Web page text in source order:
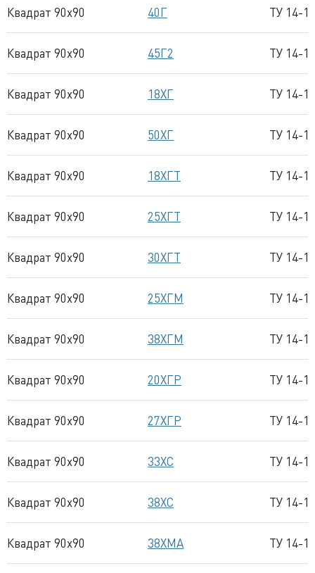
Квадрат 90x90 40Г ТУ 14-
Квадрат 90x90 45Г2 ТУ 14-
Квадрат 90x90 18ХГ ТУ 14-
Квадрат 90x90 50ХГ ТУ 14-
Квадрат 90x90 18ХГТ ТУ 14-
Квадрат 90x90 25ХГТ ТУ 14-
Квадрат 90x90 30ХГТ ТУ 14-
Квадрат 90x90 25ХГМ ТУ 14-
Квадрат 90x90 38ХГМ ТУ 14-
Квадрат 90x90 20ХГР ТУ 14-
Квадрат 90x90 27ХГР ТУ 14-
Квадрат 90x90 33ХС ТУ 14-
Квадрат 90x90 38ХС ТУ 14-
Квадрат 90x90 38ХМА ТУ 14-